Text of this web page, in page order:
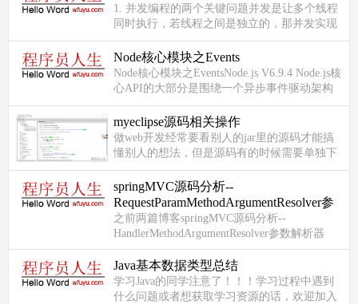
1. 并发编程的两个关键问题并发是让多个线程
同时执行，若线程之间是独立的，那并发实现
起来很简单，各自执行各自的就行；但往往多
条线程之间需要共享数据，此时...
Node核心模块之Events
Node核心模块之EventsNode.js V6.9.4 Node.js核
心API的大部分是围绕一个异步事件驱动架构
构建的，因此Events模块是很多模块的基础，
很多模块都是基于Events模...
myeclipse源码相关操作
做web开发经常要看别人的jar里的源码才能搞
懂别人的想法，但是源码有的时候需要单独下
载很麻烦，甚至有的新的jar根本就是没有源码
的，那么我们能不能自己制作源...
springMVC源码分析--
RequestParamMethodArgumentResolver参
数解析器（三）
之前两篇博客springMVC源码分析--
HandlerMethodArgumentResolver参数解析器
（一）和 springMVC源码解析--
HandlerMethodArgumentResolverComposite参数
解析器集...
Java基本数据类型总结
学习Java的同学注意了！！！学习过程中遇到
什么问题或者想获取学习资源的话，欢迎加入